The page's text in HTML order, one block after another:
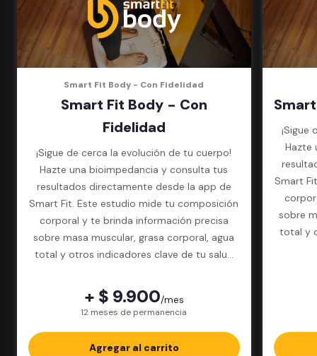
Smart Fit Body - Con Fidelidad
Smart Fit Body - Con
Fidelidad
¡Sigue de cerca la evolución de tu cuerpo!
Hazte una bioimpedancia y consulta tus
resultados directamente desde la app de
Smart Fit. Este estudio mide tu composición
corporal y te brinda información precisa
sobre masa muscular, grasa corporal, agua
total y otros indicadores clave de tu salud
+ $ 9.900/mes
12 meses de permanencia
Agregar al carrito
¡Sigue
Hazte
Smart
sobre
total y